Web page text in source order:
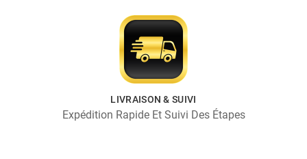
LIVRAISON & SUIVI
Expédition Rapide Et Suivi Des Étapes